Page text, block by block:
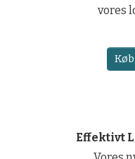
vores
Effektivt